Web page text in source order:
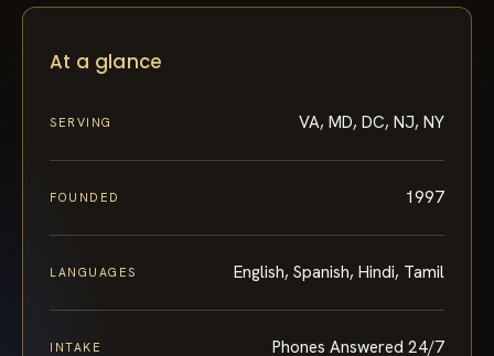
At a glance
SERVING VA, MD, DC, NJ, NY
FOUNDED 1997
LANGUAGES English, Spanish, Hindi, Tamil
INTAKE Phones Answered 24/7